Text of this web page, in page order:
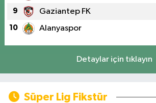
9 Gaziantep FK
10 Alanyaspor
Detaylar için tıklayın
Süper Lig Fikstür